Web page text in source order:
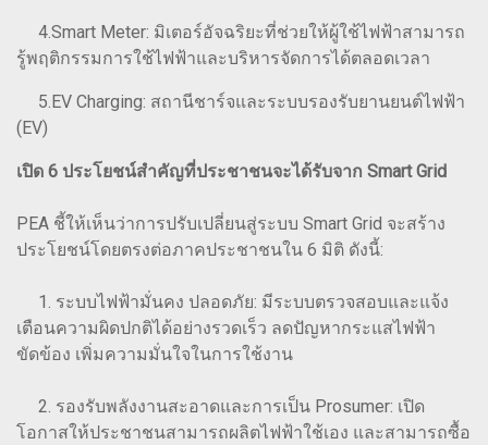
4.Smart Meter: มิเตอร์อัจฉริยะที่ช่วยให้ผู้ใช้ไฟฟ้าสามารถ
รู้พฤติกรรมการใช้ไฟฟ้าและบริหารจัดการได้ตลอดเวลา
5.EV Charging: สถานีชาร์จและระบบรองรับยานยนต์ไฟฟ้า
(EV)
เปิด 6 ประโยชน์สำคัญที่ประชาชนจะได้รับจาก Smart Grid
PEA ชี้ให้เห็นว่าการปรับเปลี่ยนสู่ระบบ Smart Grid จะสร้าง
ประโยชน์โดยตรงต่อภาคประชาชนใน 6 มิติ ดังนี้:
1. ระบบไฟฟ้ามั่นคง ปลอดภัย: มีระบบตรวจสอบและแจ้ง
เตือนความผิดปกติได้อย่างรวดเร็ว ลดปัญหากระแสไฟฟ้า
ขัดข้อง เพิ่มความมั่นใจในการใช้งาน
2. รองรับพลังงานสะอาดและการเป็น Prosumer: เปิด
โอกาสให้ประชาชนสามารถผลิตไฟฟ้าใช้เอง และสามารถซื้อ